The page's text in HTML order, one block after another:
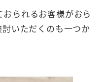
られるお客様がおら
討いただくのも一つか